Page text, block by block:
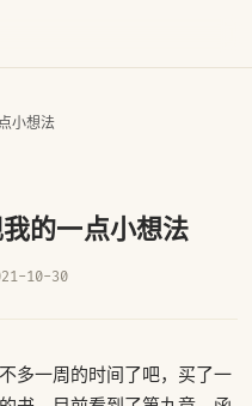
小想法
的一点小想法
10-30
多一周的时间了吧，买了一